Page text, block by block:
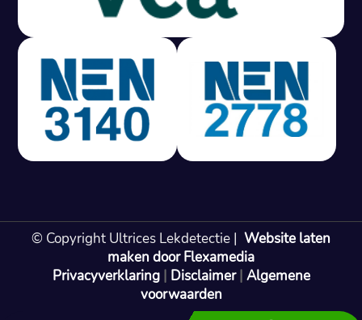
M
Gratis offerte in 24 uur
Geen lekkage? Geen betaling.
Vast tarief van € 395,- exc btw.
Rapport binnen 3 werkdagen.
100% RIsicovrij.
Vaak vergoed door verzekeraar.
Gratis offerte in 24 uur
Bel: 085 080 55 42
© Copyright Ultrices Lekdetectie | Website laten
maken door Flexamedia
Privacyverklaring| Disclaimer| Algemene
voorwaarden